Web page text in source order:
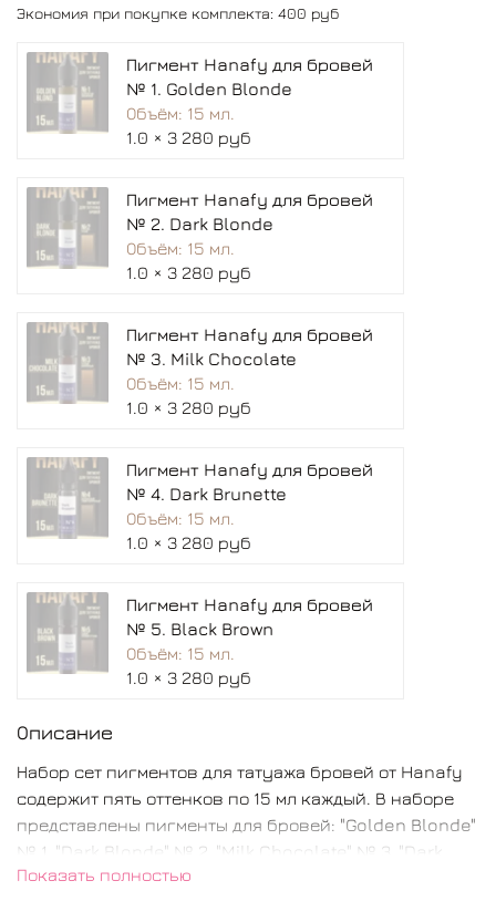
Экономия при покупке комплекта: 400 руб
Пигмент Hanafy для бровей
№ 1. Golden Blonde
Объём: 15 мл.
1.0 × 3 280 руб
Пигмент Hanafy для бровей
№ 2. Dark Blonde
Объём: 15 мл.
1.0 × 3 280 руб
Пигмент Hanafy для бровей
№ 3. Milk Chocolate
Объём: 15 мл.
1.0 × 3 280 руб
Пигмент Hanafy для бровей
№ 4. Dark Brunette
Объём: 15 мл.
1.0 × 3 280 руб
Пигмент Hanafy для бровей
№ 5. Black Brown
Объём: 15 мл.
1.0 × 3 280 руб
Описание
Набор сет пигментов для татуажа бровей от Hanafy
содержит пять оттенков по 15 мл каждый. В наборе
представлены пигменты для бровей: "Golden Blonde"
№ 1, "Dark Blonde" № 2, "Milk Chocolate" № 3, "Dark
Brunette" № 4 и "Black Brown" № 5. Каждый оттенок
Показать полностью